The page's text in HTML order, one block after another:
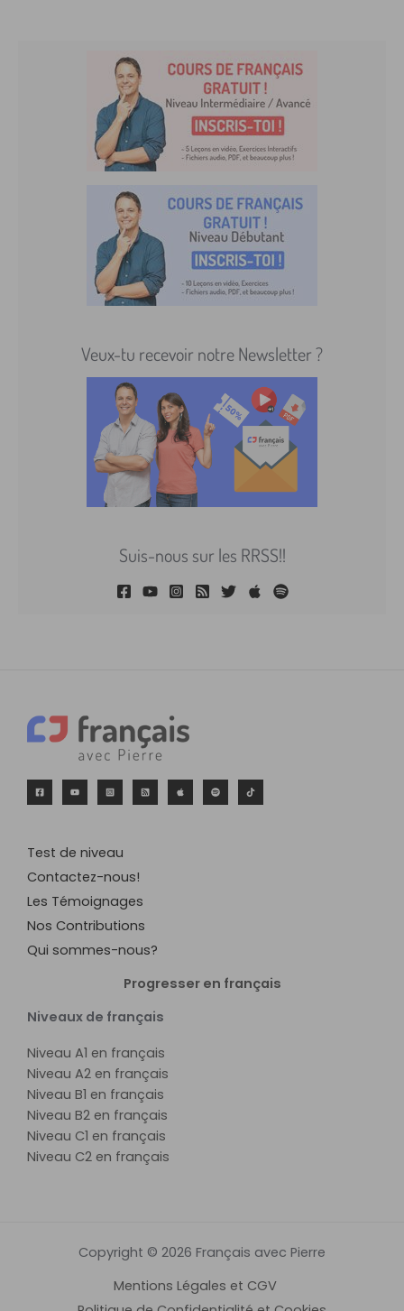
Veux-tu recevoir notre Newsletter ?
Suis-nous sur les RRSS!!
Test de niveau
Contactez-nous!
Les Témoignages
Nos Contributions
Qui sommes-nous?
Progresser en français
Niveaux de français
Niveau A1 en français
Niveau A2 en français
Niveau B1 en français
Niveau B2 en français
Niveau C1 en français
Niveau C2 en français
Copyright © 2026 Français avec Pierre
Mentions Légales et CGV